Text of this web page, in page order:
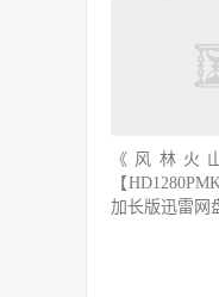
《风林火
【
加长版迅雷网